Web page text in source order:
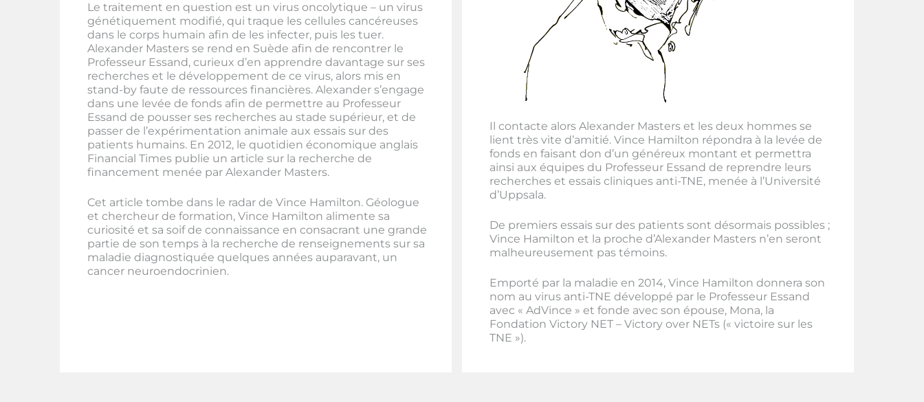
Le traitement en question est un virus oncolytique – un virus
génétiquement modifié, qui traque les cellules cancéreuses
dans le corps humain afin de les infecter, puis les tuer.
Alexander Masters se rend en Suède afin de rencontrer le
Professeur Essand, curieux d’en apprendre davantage sur ses
recherches et le développement de ce virus, alors mis en
stand-by faute de ressources financières. Alexander s’engage
dans une levée de fonds afin de permettre au Professeur
Essand de pousser ses recherches au stade supérieur, et de
passer de l’expérimentation animale aux essais sur des
patients humains. En 2012, le quotidien économique anglais
Financial Times publie un article sur la recherche de
financement menée par Alexander Masters.
Cet article tombe dans le radar de Vince Hamilton. Géologue
et chercheur de formation, Vince Hamilton alimente sa
curiosité et sa soif de connaissance en consacrant une grande
partie de son temps à la recherche de renseignements sur sa
maladie diagnostiquée quelques années auparavant, un
cancer neuroendocrinien.
Il contacte alors Alexander Masters et les deux hommes se
lient très vite d’amitié. Vince Hamilton répondra à la levée de
fonds en faisant don d’un généreux montant et permettra
ainsi aux équipes du Professeur Essand de reprendre leurs
recherches et essais cliniques anti-TNE, menée à l’Université
d’Uppsala.
De premiers essais sur des patients sont désormais possibles ;
Vince Hamilton et la proche d’Alexander Masters n’en seront
malheureusement pas témoins.
Emporté par la maladie en 2014, Vince Hamilton donnera son
nom au virus anti-TNE développé par le Professeur Essand
avec « AdVince » et fonde avec son épouse, Mona, la
Fondation Victory NET – Victory over NETs (« victoire sur les
TNE »).